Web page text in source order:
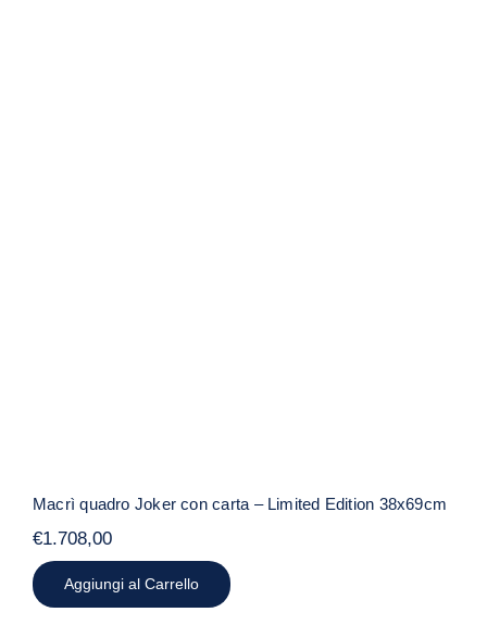
Macrì quadro Joker con carta – Limited Edition 38x69cm
€1.708,00
Aggiungi al Carrello